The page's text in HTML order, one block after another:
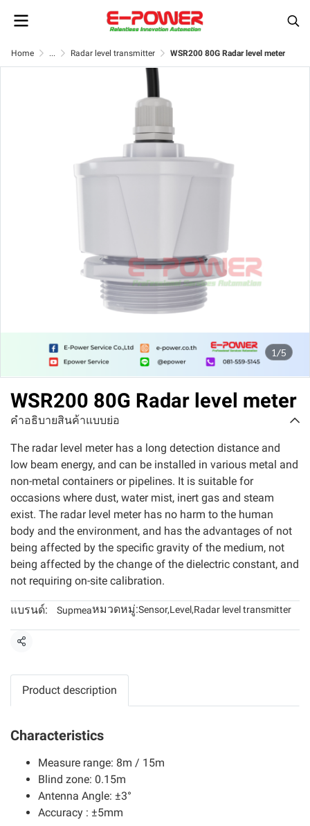
Home ... Radar level transmitter WSR200 80G Radar level meter
1/5
WSR200 80G Radar level meter
คำอธิบายสินค้าแบบย่อ
The radar level meter has a long detection distance and
low beam energy, and can be installed in various metal and
non-metal containers or pipelines. It is suitable for
occasions where dust, water mist, inert gas and steam
exist. The radar level meter has no harm to the human
body and the environment, and has the advantages of not
being affected by the specific gravity of the medium, not
being affected by the change of the dielectric constant, and
not requiring on-site calibration.
แบรนด์: Supmeaหมวดหมู่:Sensor,Level,Radar level transmitter
แชร์
Product description
Characteristics
Measure range: 8m / 15m
Blind zone: 0.15m
Antenna Angle: ±3°
Accuracy : ±5mm